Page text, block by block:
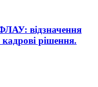
відзначення
рішення.